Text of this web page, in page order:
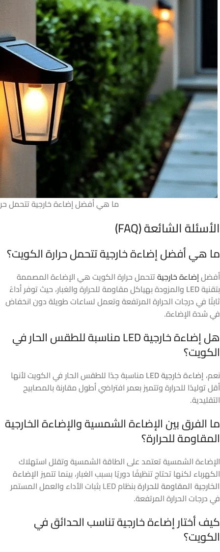
ما هي أفضل إضاءة خارجية تتحمل
الأسئلة الشائعة (FAQ)
ما هي أفضل إضاءة خارجية تتحمل حرارة الكويت؟
أفضلإضاءة خارجيةتتحمل حرارة الكويت هي الإضاءة المصممة
بتقنيةLED والمزودة بهياكل مقاومة للحرارة والغبار، حيث توفر أداءً
ثابتًا في درجات الحرارة المرتفعة وتعمل لساعات طويلة دون انخفاض
في شدة الإضاءة.
هل إضاءة خارجية LED مناسبة للطقس الحار في
الكويت؟
نعم، إضاءة خارجية LED
مناسبة جدًا للطقس الحار في الكويت لأنها
أقل توليدًا للحرارة وتتميز بعمر افتراضي أطول مقارنة بالمصابيح
التقليدية.
ما الفرق بين الإضاءة الشمسية والإضاءة الخارجية
المقاومة للحرارة؟
الإضاءة الشمسية تعتمد على الطاقة الشمسية وتقلل استهلاك
الكهرباء لكنها تحتاج تنظيفًا دوريًا بسبب الغبار، بينما تتميزالإضاءة
الخارجية المقاومة للحرارة
بنظام LED بثبات الأداء والعمل المستمر
في درجات الحرارة المرتفعة.
كيف أختار إضاءة خارجية تناسب الحدائق في
الكويت؟